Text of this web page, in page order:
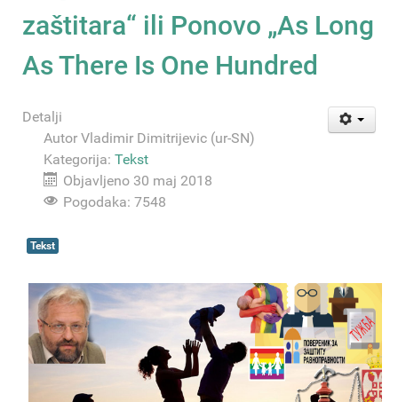
zaštitara“ ili Ponovo „Аs Long
As There Is One Hundred
Detalji
Autor Vladimir Dimitrijevic (ur-SN)
Kategorija: Tekst
Objavljeno 30 maj 2018
Pogodaka: 7548
Tekst